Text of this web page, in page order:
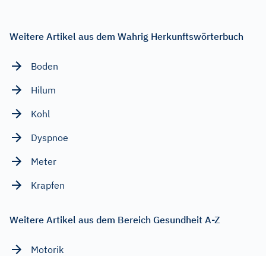
Weitere Artikel aus dem Wahrig Herkunftswörterbuch
Boden
Hilum
Kohl
Dyspnoe
Meter
Krapfen
Weitere Artikel aus dem Bereich Gesundheit A-Z
Motorik